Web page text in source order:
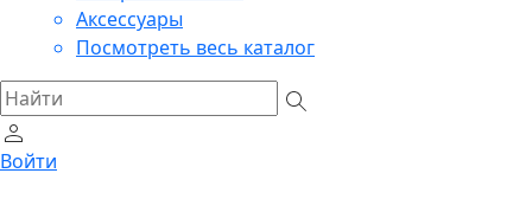
Аксессуары
Посмотреть весь каталог
Войти